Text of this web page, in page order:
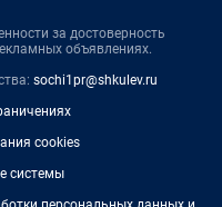
за достоверность
объявлениях.
sochi1pr@shkulev.ru
cookies
системы